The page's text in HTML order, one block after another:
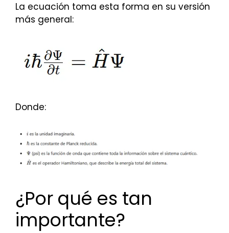
La ecuación toma esta forma en su versión
más general:
Donde:
¿Por qué es tan
importante?